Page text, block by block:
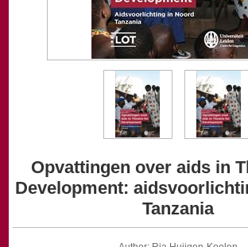
Opvattingen over aids in
Development:
Tanzania